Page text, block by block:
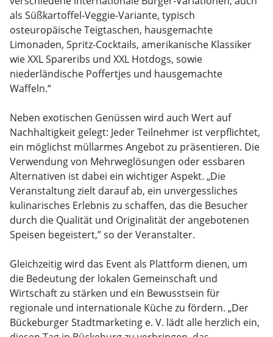
als Süßkartoffel-Veggie-Variante, typisch
osteuropäische Teigtaschen, hausgemachte
Limonaden, Spritz-Cocktails, amerikanische Klassiker
wie XXL Spareribs und XXL Hotdogs, sowie
niederländische Poffertjes und hausgemachte
Waffeln.“
Neben exotischen Genüssen wird auch Wert auf
Nachhaltigkeit gelegt: Jeder Teilnehmer ist verpflichtet,
ein möglichst müllarmes Angebot zu präsentieren. Die
Verwendung von Mehrweglösungen oder essbaren
Alternativen ist dabei ein wichtiger Aspekt. „Die
Veranstaltung zielt darauf ab, ein unvergessliches
kulinarisches Erlebnis zu schaffen, das die Besucher
durch die Qualität und Originalität der angebotenen
Speisen begeistert,” so der Veranstalter.
Gleichzeitig wird das Event als Plattform dienen, um
die Bedeutung der lokalen Gemeinschaft und
Wirtschaft zu stärken und ein Bewusstsein für
regionale und internationale Küche zu fördern. „Der
Bückeburger Stadtmarketing e. V. lädt alle herzlich ein,